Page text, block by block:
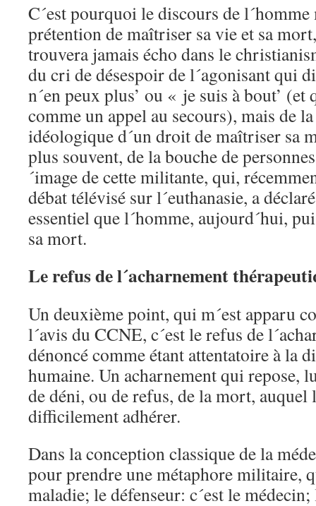
C´est pourquoi le discours de
prétention de maîtriser sa vie et sa
trouvera jamais écho dans le
du cri de désespoir de l´agonisant qui
n´en peux plus’ ou « je suis à bout’
comme un appel au secours), mais de
idéologique d´un droit de maîtriser sa
plus souvent, de la bouche de
´image de cette militante, qui,
débat télévisé sur l´euthanasie, a
essentiel que l´homme, aujourd´hui,
sa mort.
Le refus de l´acharnement
Un deuxième point, qui m´est apparu
l´avis du CCNE, c´est le refus de
dénoncé comme étant attentatoire à la
humaine. Un acharnement qui repose,
de déni, ou de refus, de la mort,
difficilement adhérer.
Dans la conception classique de la
pour prendre une métaphore militaire,
maladie; le défenseur: c´est le